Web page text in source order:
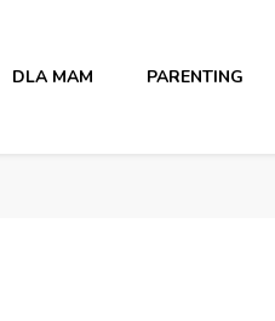
DLA MAM PARENTING